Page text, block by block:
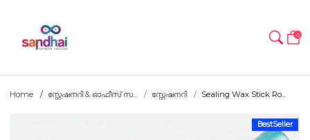
0
Home സ്റ്റേഷനറി & ഓഫീസ് സ... സ്റ്റേഷനറി Sealing Wax Stick Ro...
BestSeller